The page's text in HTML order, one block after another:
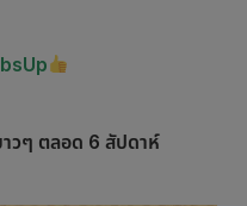
าวๆ ตลอด 6 สัปดาห์